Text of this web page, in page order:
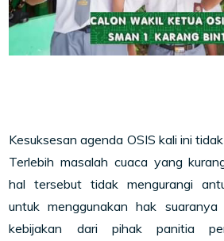
Kesuksesan agenda OSIS kali ini
Terlebih masalah cuaca yang
hal tersebut tidak mengurangi
untuk menggunakan hak suaranya
kebijakan dari pihak panitia